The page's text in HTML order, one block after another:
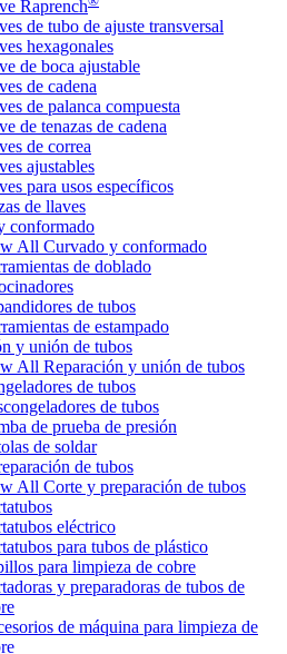
Raprench
de tubo de ajuste transversal
hexagonales
de boca ajustable
de cadena
de palanca compuesta
de tenazas de cadena
de correa
ajustables
para usos específicos
de llaves
conformado
All Curvado y conformado
de doblado
de tubos
de estampado
y unión de tubos
All Reparación y unión de tubos
de tubos
de tubos
de prueba de presión
de soldar
de tubos
All Corte y preparación de tubos
eléctrico
para tubos de plástico
para limpieza de cobre
y preparadoras de tubos de
de máquina para limpieza de